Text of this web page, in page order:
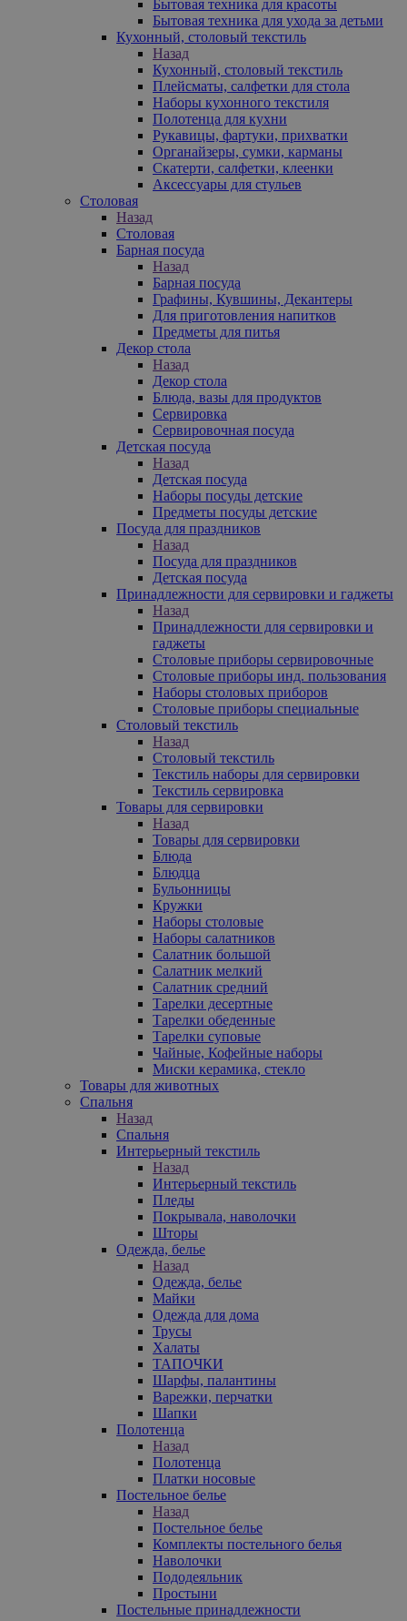
Бытовая техника для красоты
Бытовая техника для ухода за детьми
Кухонный, столовый текстиль
Назад
Кухонный, столовый текстиль
Плейсматы, салфетки для стола
Наборы кухонного текстиля
Полотенца для кухни
Рукавицы, фартуки, прихватки
Органайзеры, сумки, карманы
Скатерти, салфетки, клеенки
Аксессуары для стульев
Столовая
Назад
Столовая
Барная посуда
Назад
Барная посуда
Графины, Кувшины, Декантеры
Для приготовления напитков
Предметы для питья
Декор стола
Назад
Декор стола
Блюда, вазы для продуктов
Сервировка
Сервировочная посуда
Детская посуда
Назад
Детская посуда
Наборы посуды детские
Предметы посуды детские
Посуда для праздников
Назад
Посуда для праздников
Детская посуда
Принадлежности для сервировки и гаджеты
Назад
Принадлежности для сервировки и
гаджеты
Столовые приборы сервировочные
Столовые приборы инд. пользования
Наборы столовых приборов
Столовые приборы специальные
Столовый текстиль
Назад
Столовый текстиль
Текстиль наборы для сервировки
Текстиль сервировка
Товары для сервировки
Назад
Товары для сервировки
Блюда
Блюдца
Бульонницы
Кружки
Наборы столовые
Наборы салатников
Салатник большой
Салатник мелкий
Салатник средний
Тарелки десертные
Тарелки обеденные
Тарелки суповые
Чайные, Кофейные наборы
Миски керамика, стекло
Товары для животных
Спальня
Назад
Спальня
Интерьерный текстиль
Назад
Интерьерный текстиль
Пледы
Покрывала, наволочки
Шторы
Одежда, белье
Назад
Одежда, белье
Майки
Одежда для дома
Трусы
Халаты
ТАПОЧКИ
Шарфы, палантины
Варежки, перчатки
Шапки
Полотенца
Назад
Полотенца
Платки носовые
Постельное белье
Назад
Постельное белье
Комплекты постельного белья
Наволочки
Пододеяльник
Простыни
Постельные принадлежности